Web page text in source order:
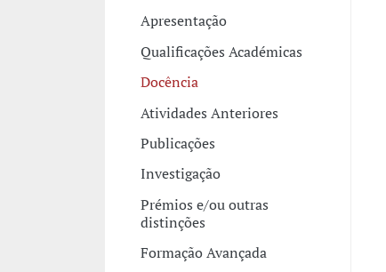
Apresentação
Qualificações Académicas
Docência
Atividades Anteriores
Publicações
Investigação
Prémios e/ou outras
distinções
Formação Avançada